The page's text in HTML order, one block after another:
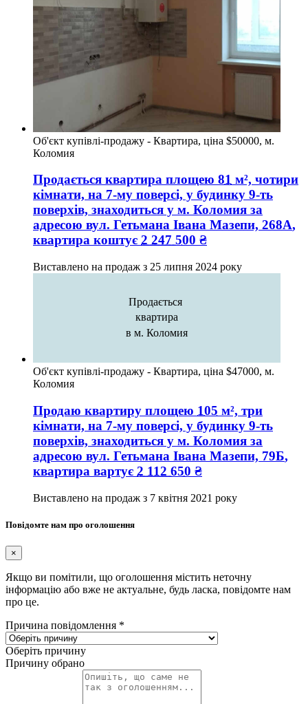
Об'єкт купівлі-продажу - Квартира, ціна $50000, м.
Коломия
Продається квартира площею 81 м², чотири
кімнати, на 7-му поверсі, у будинку 9-ть
поверхів, знаходиться у м. Коломия за
адресою вул. Гетьмана Івана Мазепи, 268А,
квартира коштує 2 247 500 ₴
Виставлено на продаж з 25 липня 2024 року
Продається
квартира
в м. Коломия
Об'єкт купівлі-продажу - Квартира, ціна $47000, м.
Коломия
Продаю квартиру площею 105 м², три
кімнати, на 7-му поверсі, у будинку 9-ть
поверхів, знаходиться у м. Коломия за
адресою вул. Гетьмана Івана Мазепи, 79Б,
квартира вартує 2 112 650 ₴
Виставлено на продаж з 7 квітня 2021 року
Повідомте нам про оголошення
×
Якщо ви помітили, що оголошення містить неточну
інформацію або вже не актуальне, будь ласка, повідомте нам
про це.
Причина повідомлення *
Оберіть причину
Причину обрано